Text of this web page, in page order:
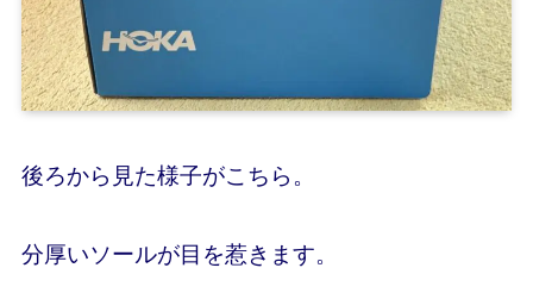
後ろから見た様子がこちら。
分厚いソールが目を惹きます。